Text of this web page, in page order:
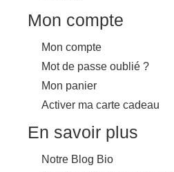
Mon compte
Mon compte
Mot de passe oublié ?
Mon panier
Activer ma carte cadeau
En savoir plus
Notre Blog Bio